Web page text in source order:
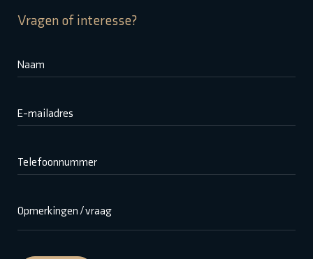
Vragen of interesse?
Naam
E-mailadres
Telefoonnummer
Opmerkingen / vraag